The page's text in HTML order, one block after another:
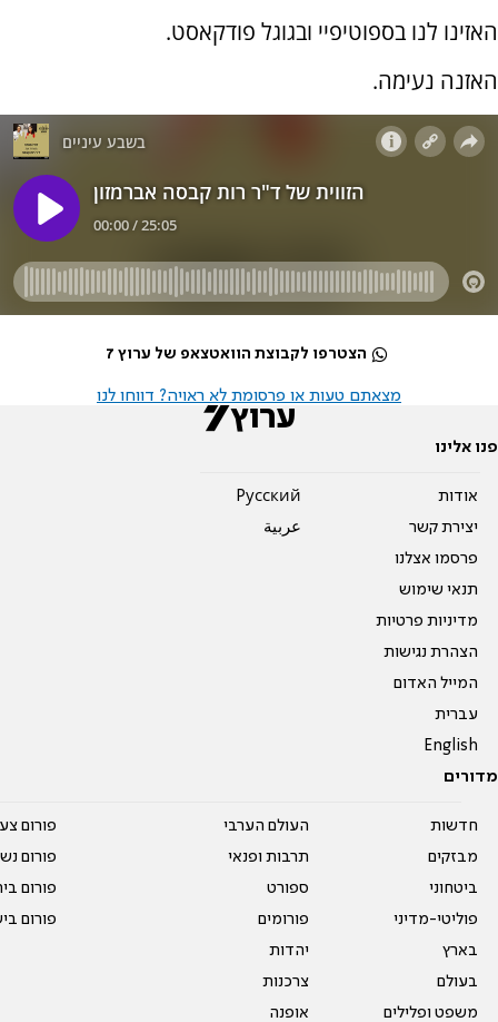
האזינו לנו בספוטיפיי ובגוגל פודקאסט.
האזנה נעימה.
הצטרפו לקבוצת הוואטצאפ של ערוץ 7
מצאתם טעות או פרסומת לא ראויה? דווחו לנו
פנו אלינו
אודות
יצירת קשר
פרסמו אצלנו
תנאי שימוש
מדיניות פרטיות
הצהרת נגישות
המייל האדום
עברית
English
Pусский
عربية
מדורים
חדשות
מבזקים
ביטחוני
פוליטי-מדיני
בארץ
בעולם
משפט ופלילים
העולם הערבי
תרבות ופנאי
ספורט
פורומים
יהדות
צרכנות
אופנה
פורום
פורום
פורום
פורום